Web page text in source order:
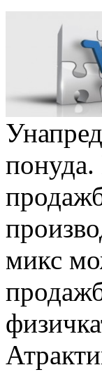
понуда.
микс